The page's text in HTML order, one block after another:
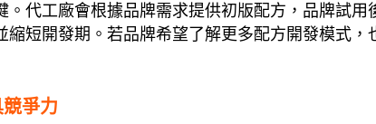
。代工廠會根據品牌需求提供初版配方，品牌試
短開發期。若品牌希望了解更多配方開發模式，
爭力